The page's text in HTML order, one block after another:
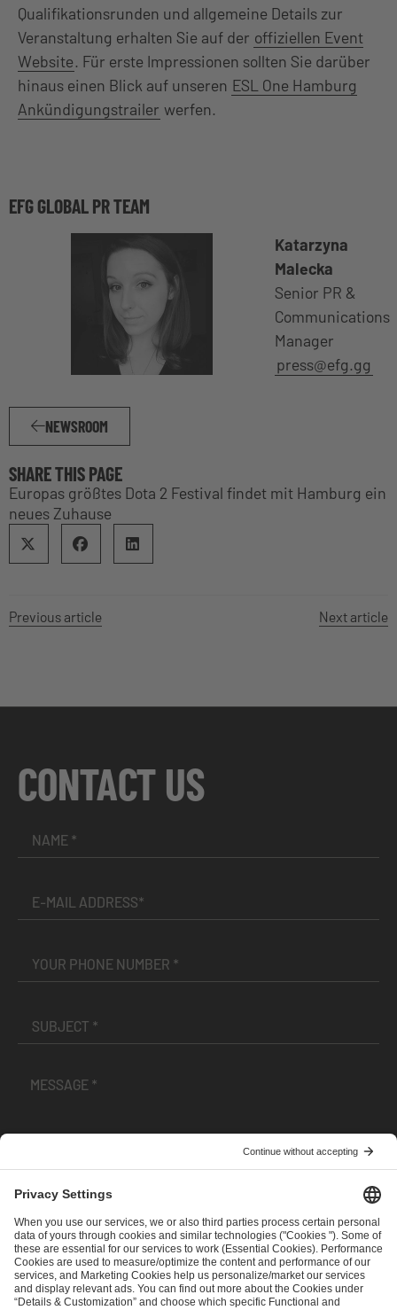
Qualifikationsrunden und allgemeine Details zur
Veranstaltung erhalten Sie auf der offiziellen Event
Website. Für erste Impressionen sollten Sie darüber
hinaus einen Blick auf unseren ESL One Hamburg
Ankündigungstrailer werfen.
EFG GLOBAL PR TEAM
Katarzyna
Malecka
Senior PR &
Communications
Manager
press@efg.gg
NEWSROOM
SHARE THIS PAGE
Europas größtes Dota 2 Festival findet mit Hamburg ein
neues Zuhause
Previous article Next article
CONTACT US
andPrivacy Policy